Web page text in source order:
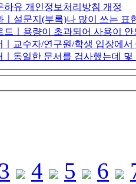
하유 개인정보처리방침 개정
ㅣ설문지(부록)나 많이 쓰는 표
드ㅣ용량이 초과되어 사용이 안
ㅣ교수자/연구원/학생 입장에
ㅣ동일한 문서를 검사했는데
4 5 6